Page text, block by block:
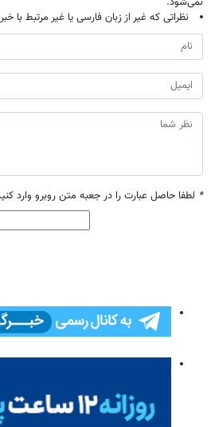
نظراتی که غیر از زبان فارسی یا غیر مرتبط با
* لطفا حاصل عبارت را در جعبه متن روبرو وارد